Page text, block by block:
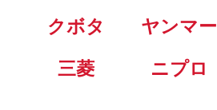
クボタ ヤンマー
三菱
ニプロ